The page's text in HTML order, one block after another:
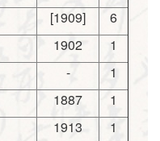
[1909]
6
1902
1
-
1
1887
1
1913
1